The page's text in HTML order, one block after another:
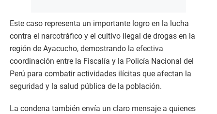
Este caso representa un importante logro en la lucha
contra el narcotráfico y el cultivo ilegal de drogas en la
región de Ayacucho, demostrando la efectiva
coordinación entre la Fiscalía y la Policía Nacional del
Perú para combatir actividades ilícitas que afectan la
seguridad y la salud pública de la población.
La condena también envía un claro mensaje a quienes